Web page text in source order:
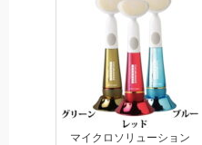
マイクロソリューション